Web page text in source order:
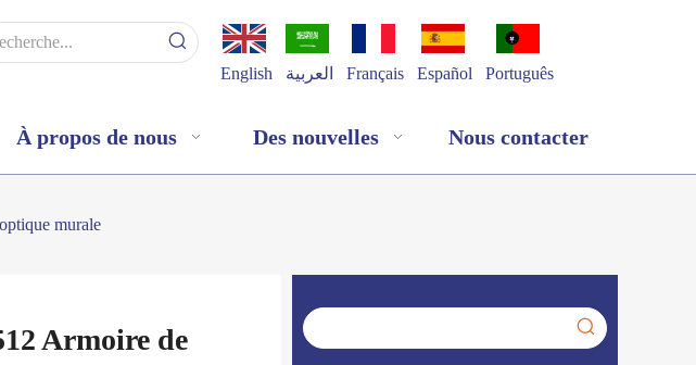
English العربية Français Español Português
À propos de nous Des nouvelles Nous contacter
murale
Armoire de